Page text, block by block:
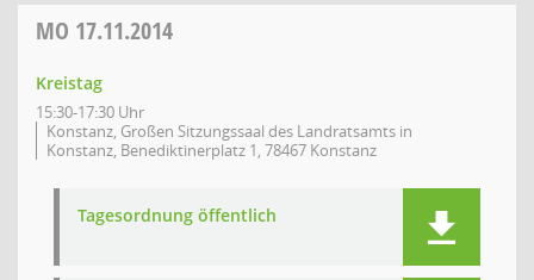
MO 17.11.2014
Kreistag
15:30-17:30 Uhr
Konstanz, Großen Sitzungssaal des Landratsamts in
Konstanz, Benediktinerplatz 1, 78467 Konstanz
Tagesordnung öffentlich